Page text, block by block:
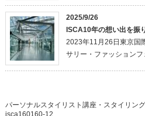
2025/9/26
ISCA10年の想い出を振
2023年11月26日東京国
サリー・ファッション
パーソナルスタイリスト講座・スタイリン
isca160160-12